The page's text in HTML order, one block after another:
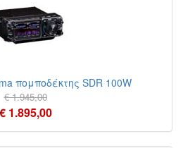
πομποδέκτης SDR 100W
€ 1.945,00
€ 1.895,00